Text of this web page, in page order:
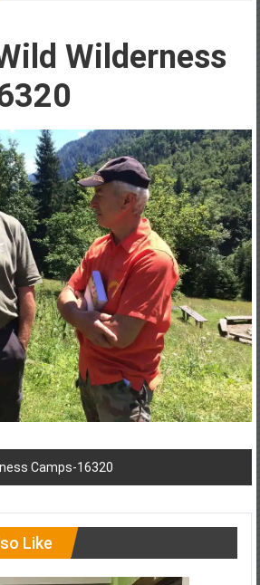
Wilderness
Camps-16320
Like